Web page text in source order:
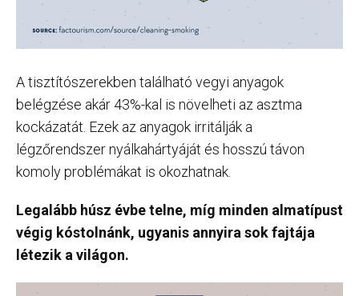
A tisztítószerekben található vegyi anyagok
belégzése akár 43%-kal is növelheti az asztma
kockázatát. Ezek az anyagok irritálják a
légzőrendszer nyálkahártyáját és hosszú távon
komoly problémákat is okozhatnak.
Legalább húsz évbe telne, míg minden almatípust
végig kóstolnánk, ugyanis annyira sok fajtája
létezik a világon.